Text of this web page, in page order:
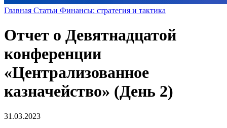
Главная Статьи Финансы: стратегия и тактика
Отчет о Девятнадцатой
конференции
«Централизованное
казначейство» (День 2)
31.03.2023